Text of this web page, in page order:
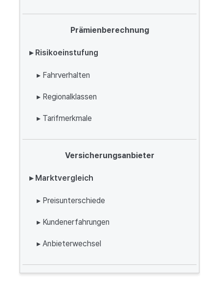
Prämienberechnung
▸ Risikoeinstufung
▸ Fahrverhalten
▸ Regionalklassen
▸ Tarifmerkmale
Versicherungsanbieter
▸ Marktvergleich
▸ Preisunterschiede
▸ Kundenerfahrungen
▸ Anbieterwechsel